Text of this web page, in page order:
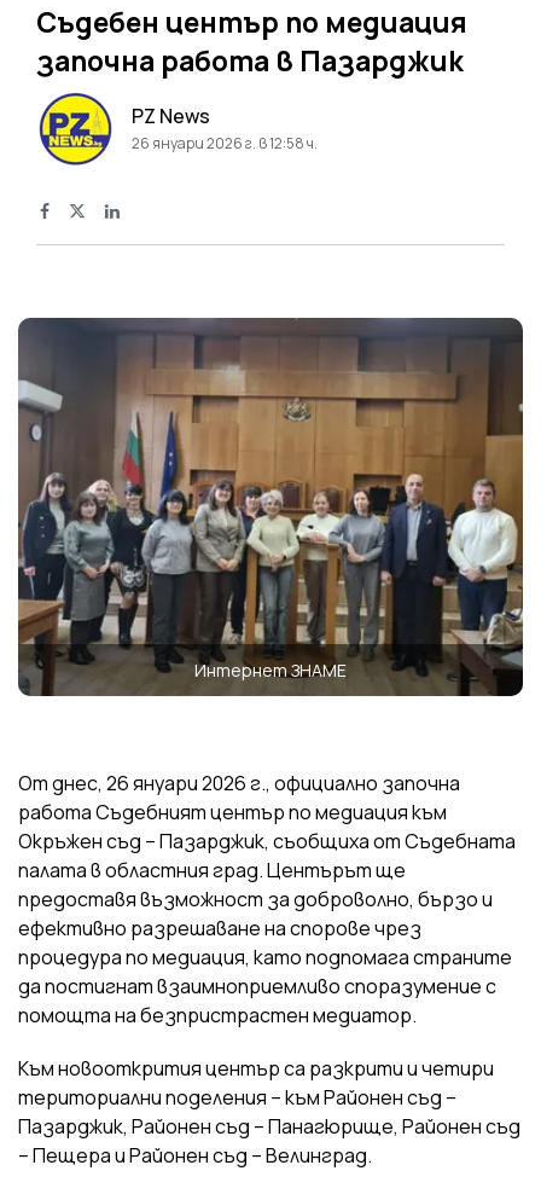
Съдебен център по медиация
започна работа в Пазарджик
PZ News
26 януари 2026 г. в 12:58 ч.
Интернет ЗНАМЕ
От днес, 26 януари 2026 г., официално започна
работа Съдебният център по медиация към
Окръжен съд – Пазарджик, съобщиха от Съдебната
палата в областния град. Центърът ще
предоставя възможност за доброволно, бързо и
ефективно разрешаване на спорове чрез
процедура по медиация, като подпомага страните
да постигнат взаимноприемливо споразумение с
помощта на безпристрастен медиатор.
Към новооткрития център са разкрити и четири
териториални поделения – към Районен съд –
Пазарджик, Районен съд – Панагюрище, Районен съд
– Пещера и Районен съд – Велинград.